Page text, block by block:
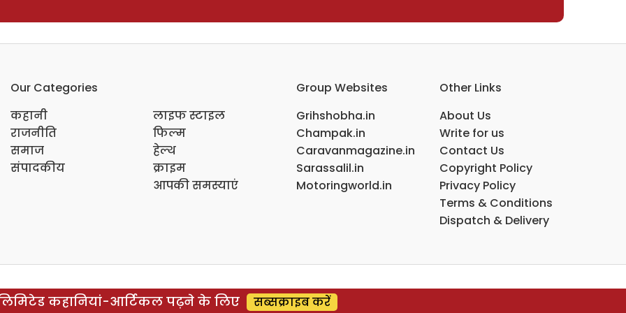
Our Categories
कहानी
राजनीति
समाज
संपादकीय
लाइफ स्टाइल
फिल्म
हेल्थ
क्राइम
आपकी समस्याएं
Group Websites
Grihshobha.in
Champak.in
Caravanmagazine.in
Sarassalil.in
Motoringworld.in
Other Links
About Us
Write for us
Contact Us
Copyright Policy
Privacy Policy
Terms & Conditions
Dispatch & Delivery
कहानियां-आर्टिकल पढ़ने के लिए सब्सक्राइब करें